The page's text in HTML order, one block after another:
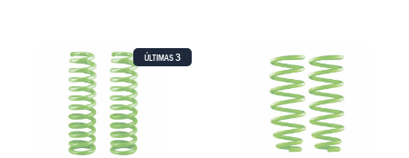
ÚLTIMAS3